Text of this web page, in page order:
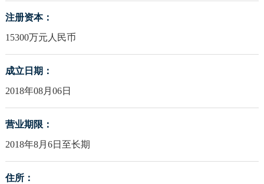
注册资本：
15300万元人民币
成立日期：
2018年08月06日
营业期限：
2018年8月6日至长期
住所：